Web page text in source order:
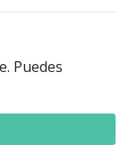
Puedes